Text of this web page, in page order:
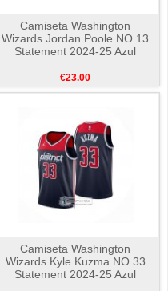
Camiseta Washington
Wizards Jordan Poole NO 13
Statement 2024-25 Azul
€23.00
Camiseta Washington
Wizards Kyle Kuzma NO 33
Statement 2024-25 Azul